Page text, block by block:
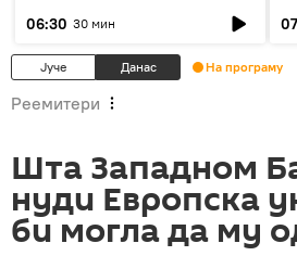
06:30 30 мин
Јуче Данас На програму
Реемитери
Шта Западном
нуди Европска
би могла да му